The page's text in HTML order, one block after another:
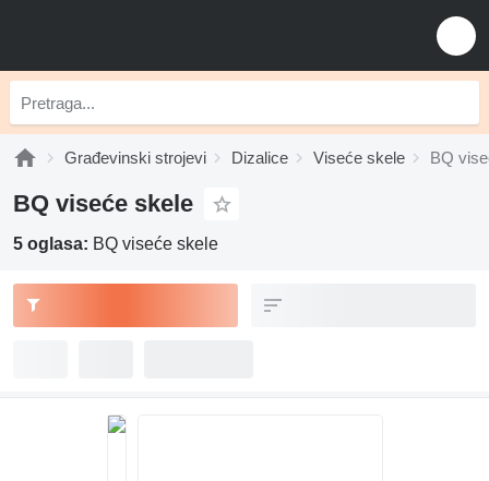
Građevinski strojevi Dizalice Viseće skele BQ
BQ viseće skele
5 oglasa: BQ viseće skele